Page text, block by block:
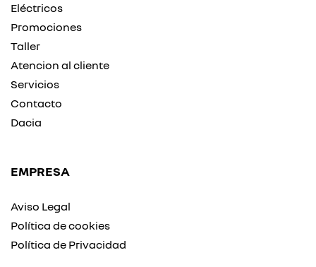
Eléctricos
Promociones
Taller
Atencion al cliente
Servicios
Contacto
Dacia
EMPRESA
Aviso Legal
Política de cookies
Política de Privacidad